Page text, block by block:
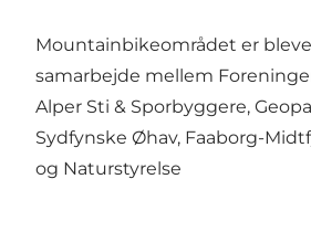
Mountainbikeområdet er
samarbejde mellem
Alper Sti & Sporbyggere,
Sydfynske Øhav, Faaborg-
og Naturstyrelse